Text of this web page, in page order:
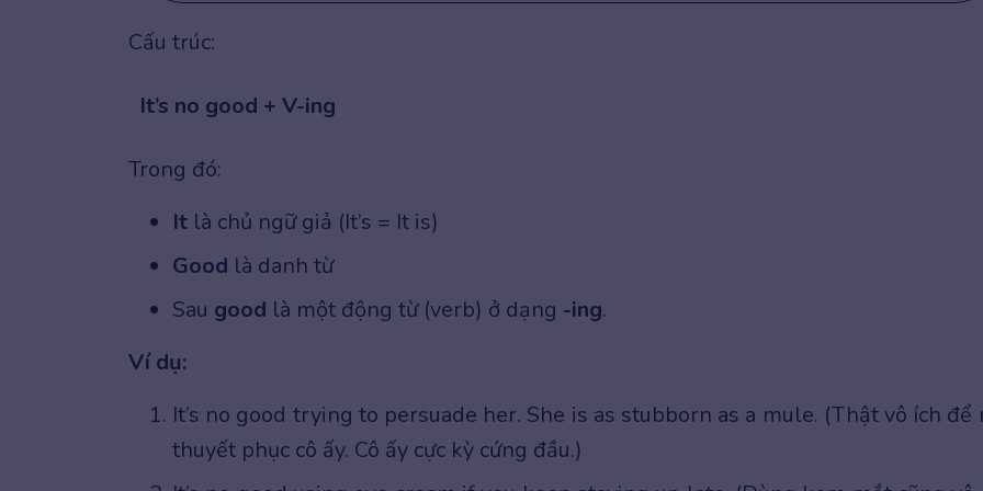
Cấu trúc:
It’s no good + V-ing
Trong đó:
It là chủ ngữ giả (It’s = It is)
Good là danh từ
Sau good là một động từ (verb) ở dạng -ing.
Ví dụ:
It’s no good trying to persuade her. She is as stubborn as a mule. (Thật vô ích để
thuyết phục cô ấy. Cô ấy cực kỳ cứng đầu.)